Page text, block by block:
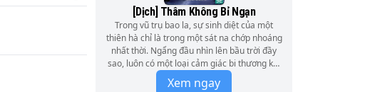
[Dịch] Thâm Không Bỉ Ngạn
Trong vũ trụ bao la, sự sinh diệt của một
thiên hà chỉ là trong một sát na chớp nhoáng
nhất thời. Ngẩng đầu nhìn lên bầu trời đầy
sao, luôn có một loại cảm giác bi thương kết
cục không định, ngàn năm sau ta và ngươi sẽ
Xem ngay